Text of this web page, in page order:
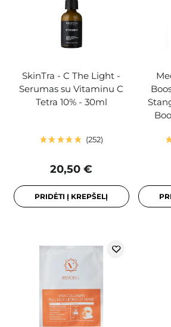
SkinTra - C The Light -
Serumas su Vitaminu C
Tetra 10% - 30ml
252
20,50 €
PRIDĖTI Į KREPŠELĮ